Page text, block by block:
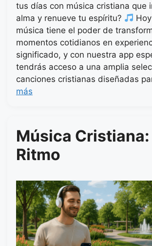
tus días con música cristiana que
alma y renueve tu espíritu?
música tiene el poder de
momentos cotidianos en
significado, y con nuestra app
tendrás acceso a una amplia
canciones cristianas diseñadas
más
Música Cristiana:
Ritmo